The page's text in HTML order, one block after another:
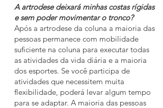
A artrodese deixará minhas costas rígidas
e sem poder movimentar o tronco?
Após a artrodese da coluna a maioria das
pessoas permanece com mobilidade
suficiente na coluna para executar todas
as atividades da vida diária e a maioria
dos esportes. Se você participa de
atividades que necessitem muita
flexibilidade, poderá levar algum tempo
para se adaptar. A maioria das pessoas